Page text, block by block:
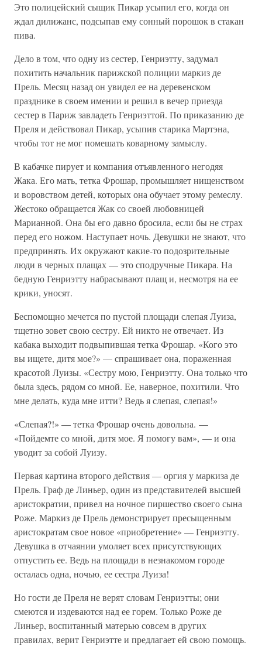
Это полицейский сыщик Пикар усыпил его, когда он
ждал дилижанс, подсыпав ему сонный порошок в стакан
пива.
Дело в том, что одну из сестер, Генриэтту, задумал
похитить начальник парижской полиции маркиз де
Прель. Месяц назад он увидел ее на деревенском
празднике в своем имении и решил в вечер приезда
сестер в Париж завладеть Генриэттой. По приказанию де
Преля и действовал Пикар, усыпив старика Мартэна,
чтобы тот не мог помешать коварному замыслу.
В кабачке пирует и компания отъявленного негодяя
Жака. Его мать, тетка Фрошар, промышляет нищенством
и воровством детей, которых она обучает этому ремеслу.
Жестоко обращается Жак со своей любовницей
Марианной. Она бы его давно бросила, если бы не страх
перед его ножом. Наступает ночь. Девушки не знают, что
предпринять. Их окружают какие-то подозрительные
люди в черных плащах — это сподручные Пикара. На
бедную Генриэтту набрасывают плащ и, несмотря на ее
крики, уносят.
Беспомощно мечется по пустой площади слепая Луиза,
тщетно зовет свою сестру. Ей никто не отвечает. Из
кабака выходит подвыпившая тетка Фрошар. «Кого это
вы ищете, дитя мое?» — спрашивает она, пораженная
красотой Луизы. «Сестру мою, Генриэтту. Она только что
была здесь, рядом со мной. Ее, наверное, похитили. Что
мне делать, куда мне итти? Ведь я слепая, слепая!»
«Слепая?!» — тетка Фрошар очень довольна. —
«Пойдемте со мной, дитя мое. Я помогу вам», — и она
уводит за собой Луизу.
Первая картина второго действия — оргия у маркиза де
Прель. Граф де Линьер, один из представителей высшей
аристократии, привел на ночное пиршество своего сына
Роже. Маркиз де Прель демонстрирует пресыщенным
аристократам свое новое «приобретение» — Генриэтту.
Девушка в отчаянии умоляет всех присутствующих
отпустить ее. Ведь на площади в незнакомом городе
осталась одна, ночью, ее сестра Луиза!
Но гости де Преля не верят словам Генриэтты; они
смеются и издеваются над ее горем. Только Роже де
Линьер, воспитанный матерью совсем в других
правилах, верит Генриэтте и предлагает ей свою помощь.